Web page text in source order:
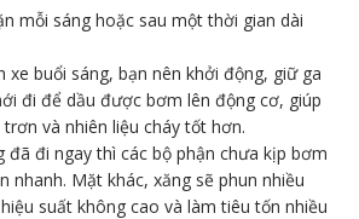
mỗi sáng hoặc sau một thời gian dài
xe buổi sáng, bạn nên khởi động, giữ ga
đi để dầu được bơm lên động cơ, giúp
và nhiên liệu cháy tốt hơn.
đã đi ngay thì các bộ phận chưa kịp bơm
nhanh. Mặt khác, xăng sẽ phun nhiều
suất không cao và làm tiêu tốn nhiều